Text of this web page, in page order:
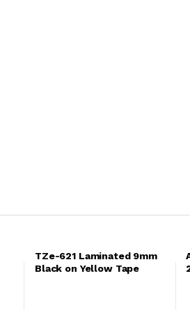
TZe-621 Laminated 9mm
Black on Yellow Tape